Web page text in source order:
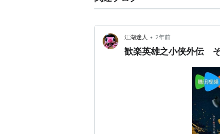
江湖迷人 • 2年前
歓楽英雄之小侠外伝